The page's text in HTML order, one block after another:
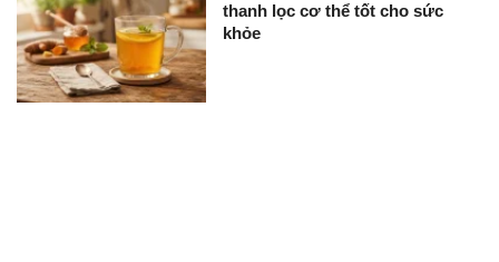
thanh lọc cơ thể tốt cho sức
khỏe